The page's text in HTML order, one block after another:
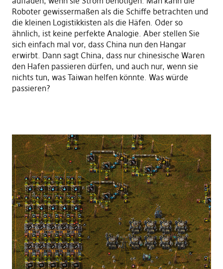
Roboter gewissermaßen als die Schiffe betrachten und
die kleinen Logistikkisten als die Häfen. Oder so
ähnlich, ist keine perfekte Analogie. Aber stellen Sie
sich einfach mal vor, dass China nun den Hangar
erwirbt. Dann sagt China, dass nur chinesische Waren
den Hafen passieren dürfen, und auch nur, wenn sie
nichts tun, was Taiwan helfen könnte. Was würde
passieren?